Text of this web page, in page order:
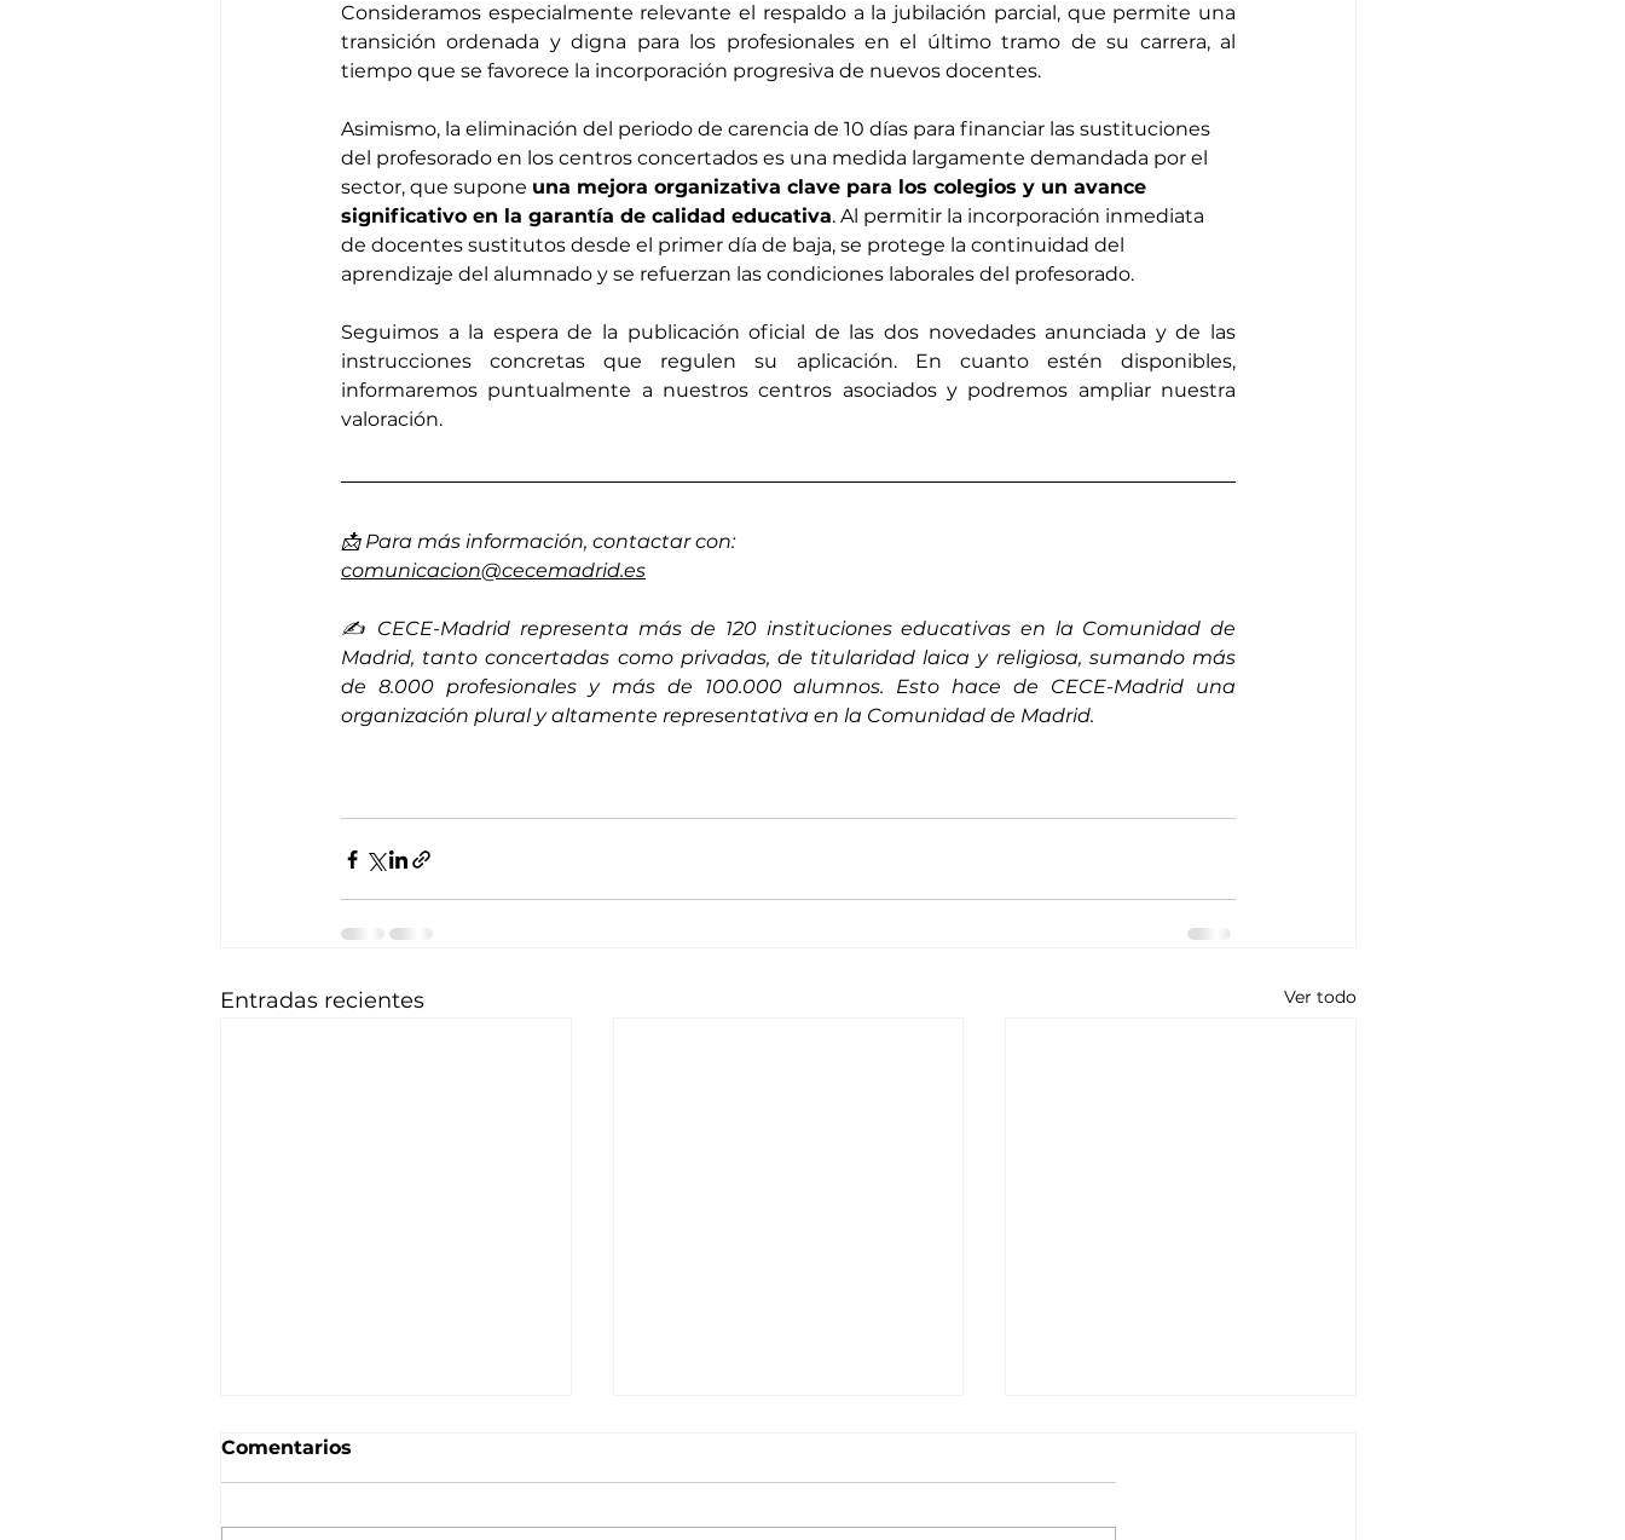
Consideramos especialmente relevante el respaldo a la jubilación parcial, que permite una
transición ordenada y digna para los profesionales en el último tramo de su carrera, al
tiempo que se favorece la incorporación progresiva de nuevos docentes.
Asimismo, la eliminación del periodo de carencia de 10 días para financiar las sustituciones
del profesorado en los centros concertados es una medida largamente demandada por el
sector, que supone una mejora organizativa clave para los colegios y un avance
significativo en la garantía de calidad educativa. Al permitir la incorporación inmediata
de docentes sustitutos desde el primer día de baja, se protege la continuidad del
aprendizaje del alumnado y se refuerzan las condiciones laborales del profesorado.
Seguimos a la espera de la publicación oficial de las dos novedades anunciada y de las
instrucciones concretas que regulen su aplicación. En cuanto estén disponibles,
informaremos puntualmente a nuestros centros asociados y podremos ampliar nuestra
valoración.
📩 Para más información, contactar con:
comunicacion@cecemadrid.es
✍️ CECE-Madrid representa más de 120 instituciones educativas en la Comunidad de
Madrid, tanto concertadas como privadas, de titularidad laica y religiosa, sumando más
de 8.000 profesionales y más de 100.000 alumnos. Esto hace de CECE-Madrid una
organización plural y altamente representativa en la Comunidad de Madrid.
Entradas recientes Ver todo
Comentarios